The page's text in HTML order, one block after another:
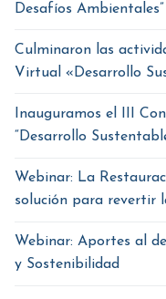
Desafíos Ambientales”
Culminaron las
Virtual «Desarrollo
Inauguramos el III
“Desarrollo
Webinar: La
solución para revertir
Webinar: Aportes al
y Sostenibilidad